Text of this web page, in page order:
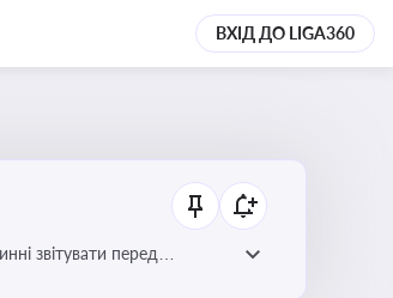
ВХІД ДО LIGA360
звітувати перед